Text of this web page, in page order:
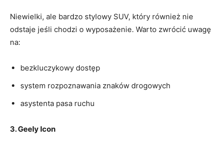
Niewielki, ale ⁤bardzo stylowy SUV, który również nie
‌odstaje jeśli chodzi o ⁣wyposażenie. Warto zwrócić uwagę
‌na:
bezkluczykowy dostęp
system‍ rozpoznawania znaków drogowych
asystenta pasa ruchu
3. Geely ‍Icon